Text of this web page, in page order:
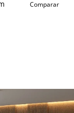
Comparar